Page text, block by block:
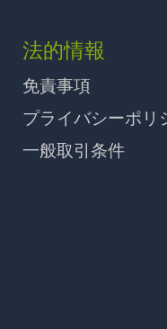
法的情報
免責事項
プライバシーポリ
一般取引条件